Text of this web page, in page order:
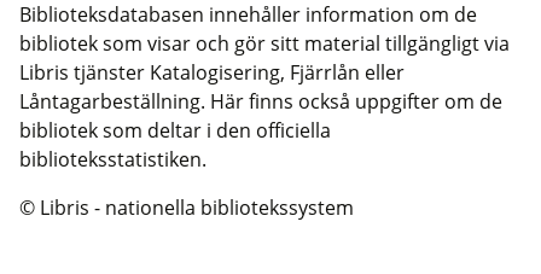
Biblioteksdatabasen innehåller information om de
bibliotek som visar och gör sitt material tillgängligt via
Libris tjänster Katalogisering, Fjärrlån eller
Låntagarbeställning. Här finns också uppgifter om de
bibliotek som deltar i den officiella
biblioteksstatistiken.
© Libris - nationella bibliotekssystem